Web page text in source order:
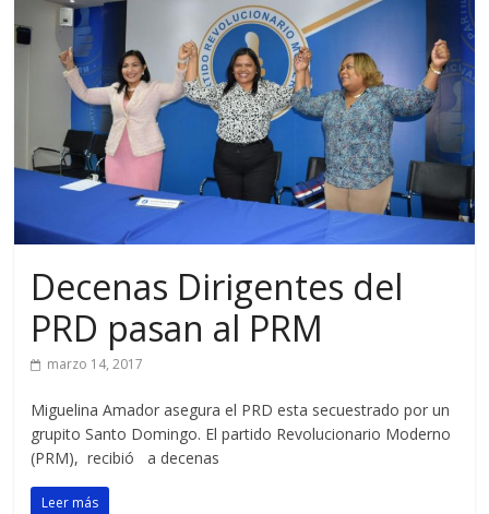
Decenas Dirigentes del
PRD pasan al PRM
marzo 14, 2017
Miguelina Amador asegura el PRD esta secuestrado por un
grupito Santo Domingo. El partido Revolucionario Moderno
(PRM), recibió a decenas
Leer más